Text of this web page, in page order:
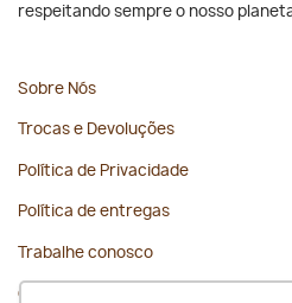
respeitando sempre o nosso
Sobre Nós
Trocas e Devoluções
Política de Privacidade
Política de entregas
Trabalhe conosco
Contato